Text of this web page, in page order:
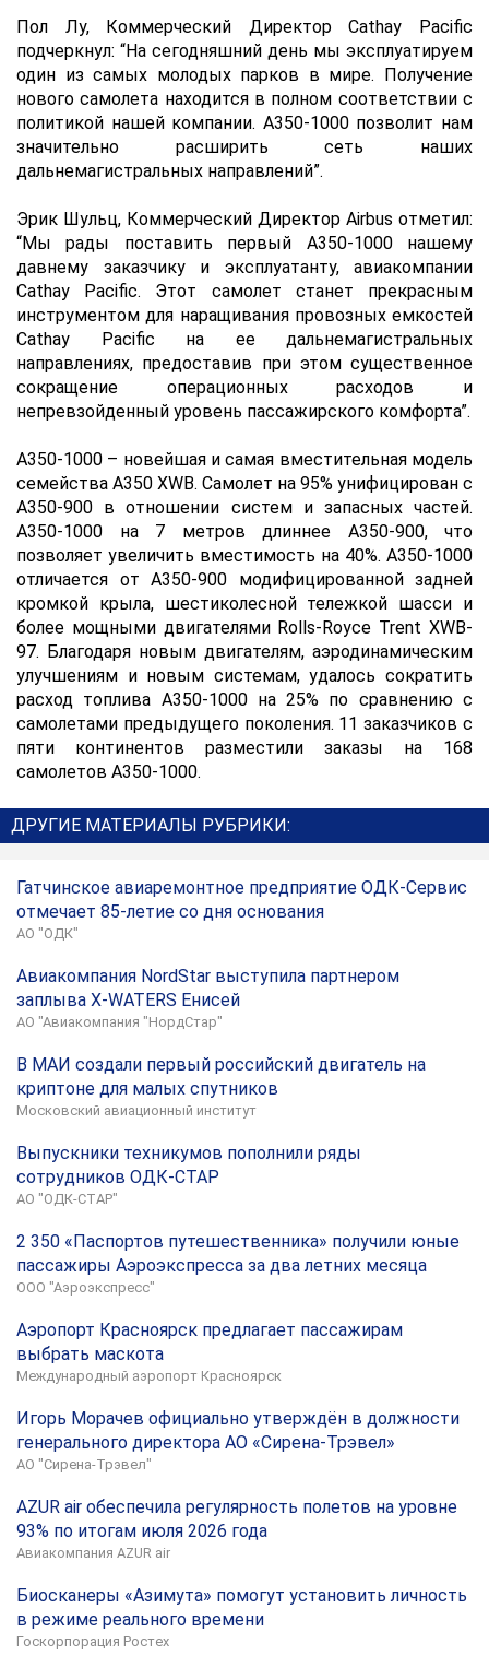
Пол Лу, Коммерческий Директор Cathay Pacific
подчеркнул: “На сегодняшний день мы эксплуатируем
один из самых молодых парков в мире. Получение
нового самолета находится в полном соответствии с
политикой нашей компании. A350-1000 позволит нам
значительно расширить сеть наших
дальнемагистральных направлений”.
Эрик Шульц, Коммерческий Директор Airbus отметил:
“Мы рады поставить первый А350-1000 нашему
давнему заказчику и эксплуатанту, авиакомпании
Cathay Pacific. Этот самолет станет прекрасным
инструментом для наращивания провозных емкостей
Cathay Pacific на ее дальнемагистральных
направлениях, предоставив при этом существенное
сокращение операционных расходов и
непревзойденный уровень пассажирского комфорта”.
A350-1000 – новейшая и самая вместительная модель
семейства А350 XWB. Самолет на 95% унифицирован с
А350-900 в отношении систем и запасных частей.
А350-1000 на 7 метров длиннее А350-900, что
позволяет увеличить вместимость на 40%. А350-1000
отличается от А350-900 модифицированной задней
кромкой крыла, шестиколесной тележкой шасси и
более мощными двигателями Rolls-Royce Trent XWB-
97. Благодаря новым двигателям, аэродинамическим
улучшениям и новым системам, удалось сократить
расход топлива А350-1000 на 25% по сравнению с
самолетами предыдущего поколения. 11 заказчиков с
пяти континентов разместили заказы на 168
самолетов A350-1000.
ДРУГИЕ МАТЕРИАЛЫ РУБРИКИ:
Гатчинское авиаремонтное предприятие ОДК-Сервис
отмечает 85-летие со дня основания
АО "ОДК"
Авиакомпания NordStar выступила партнером
заплыва X-WATERS Енисей
АО "Авиакомпания "НордСтар"
В МАИ создали первый российский двигатель на
криптоне для малых спутников
Московский авиационный институт
Выпускники техникумов пополнили ряды
сотрудников ОДК-СТАР
АО "ОДК-СТАР"
2 350 «Паспортов путешественника» получили юные
пассажиры Аэроэкспресса за два летних месяца
ООО "Аэроэкспресс"
Аэропорт Красноярск предлагает пассажирам
выбрать маскота
Международный аэропорт Красноярск
Игорь Морачев официально утверждён в должности
генерального директора АО «Сирена-Трэвел»
АО "Сирена-Трэвел"
AZUR air обеспечила регулярность полетов на уровне
93% по итогам июля 2026 года
Авиакомпания AZUR air
Биосканеры «Азимута» помогут установить личность
в режиме реального времени
Госкорпорация Ростех